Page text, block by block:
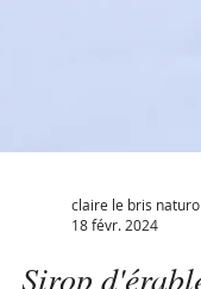
claire le bris naturo